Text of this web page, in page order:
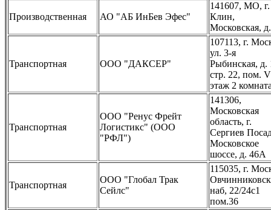
Производственная АО "АБ ИнБев Эфес"
141607, МО, г.
Клин,
Московская,
Транспортная ООО "ДАКСЕР"
107113, г.
ул. 3-я
Рыбинская, д.
стр. 22, пом.
этаж 2
Транспортная
ООО "Ренус Фрейт
Логистикс" (ООО
"РФЛ")
141306,
Московская
область, г.
Сергиев
Московское
шоссе, д. 46А
Транспортная
ООО "Глобал Трак
Сейлс"
115035, г.
наб, 22/24с1
пом.36